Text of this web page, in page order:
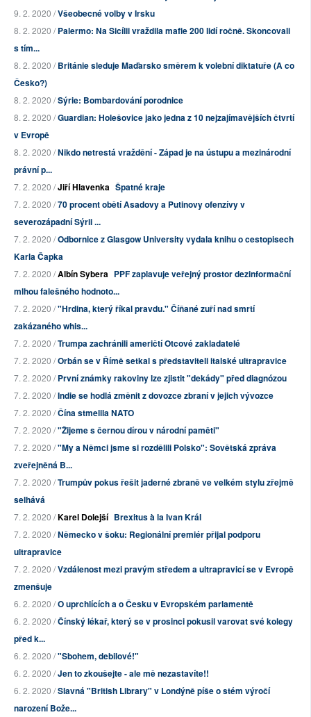
9. 2. 2020 /Všeobecné volby v Irsku
8. 2. 2020 /Palermo: Na Sicílii vraždila mafie 200 lidí ročně. Skoncovali
s tím...
8. 2. 2020 /Británie sleduje Maďarsko směrem k volební diktatuře (A co
Česko?)
8. 2. 2020 /Sýrie: Bombardování porodnice
8. 2. 2020 /Guardian: Holešovice jako jedna z 10 nejzajímavějších čtvrtí
v Evropě
8. 2. 2020 /Nikdo netrestá vraždění - Západ je na ústupu a mezinárodní
právní p...
7. 2. 2020 /Jiří Hlavenka Špatné kraje
7. 2. 2020 /70 procent obětí Asadovy a Putinovy ofenzívy v
severozápadní Sýrii ...
7. 2. 2020 /Odbornice z Glasgow University vydala knihu o cestopisech
Karla Čapka
7. 2. 2020 /Albín Sybera PPF zaplavuje veřejný prostor dezinformační
mlhou falešného hodnoto...
7. 2. 2020 /"Hrdina, který říkal pravdu." Číňané zuří nad smrtí
zakázaného whis...
7. 2. 2020 /Trumpa zachránili američtí Otcové zakladatelé
7. 2. 2020 /Orbán se v Římě setkal s představiteli italské ultrapravice
7. 2. 2020 /První známky rakoviny lze zjistit "dekády" před diagnózou
7. 2. 2020 /Indie se hodlá změnit z dovozce zbraní v jejich vývozce
7. 2. 2020 /Čína stmelila NATO
7. 2. 2020 /"Žijeme s černou dírou v národní paměti"
7. 2. 2020 /"My a Němci jsme si rozdělili Polsko": Sovětská zpráva
zveřejněná B...
7. 2. 2020 /Trumpův pokus řešit jaderné zbraně ve velkém stylu zřejmě
selhává
7. 2. 2020 /Karel Dolejší Brexitus à la Ivan Král
7. 2. 2020 /Německo v šoku: Regionální premiér přijal podporu
ultrapravice
7. 2. 2020 /Vzdálenost mezi pravým středem a ultrapravicí se v Evropě
zmenšuje
6. 2. 2020 /O uprchlících a o Česku v Evropském parlamentě
6. 2. 2020 /Čínský lékař, který se v prosinci pokusil varovat své kolegy
před k...
6. 2. 2020 /"Sbohem, debilové!"
6. 2. 2020 /Jen to zkoušejte - ale mě nezastavíte!!
6. 2. 2020 /Slavná "British Library" v Londýně píše o stém výročí
narození Bože...